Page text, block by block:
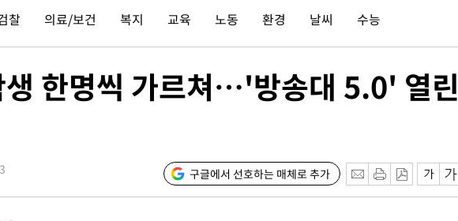
이후 첫 40도
해 前교정본부장 기소
밭' 된 축구협회
서울대 공대 교수…이
서범수 징계 절차 개시
역 3년
호 구속기소
찰 의료/보건 복지 교육 노동 환경 날씨 수능
한명씩 가르쳐…'방송대 5.0' 열린
구글에서 선호하는 매체로 추가